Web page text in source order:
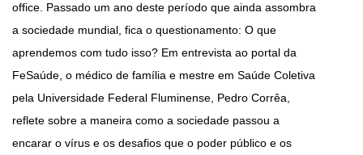
office. Passado um ano deste período que ainda assombra
a sociedade mundial, fica o questionamento: O que
aprendemos com tudo isso? Em entrevista ao portal da
FeSaúde, o médico de família e mestre em Saúde Coletiva
pela Universidade Federal Fluminense, Pedro Corrêa,
reflete sobre a maneira como a sociedade passou a
encarar o vírus e os desafios que o poder público e os